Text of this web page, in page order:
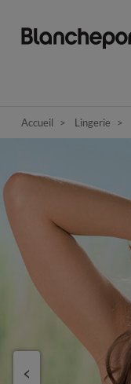
Accueil Lingerie